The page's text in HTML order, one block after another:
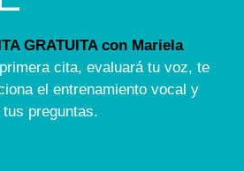
GRATUITA con Mariela
cita, evaluará tu voz, te
el entrenamiento vocal y
preguntas.